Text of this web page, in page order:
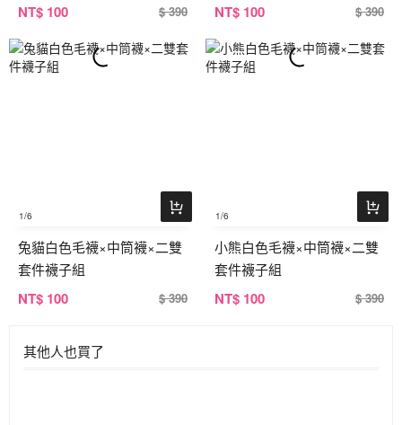
NT$ 100 $ 390 NT$ 100 $ 390
1/6
兔貓白色毛襪×中筒襪×二雙
套件襪子組
NT$ 100 $ 390
1/6
小熊白色毛襪×中筒襪×二雙
套件襪子組
NT$ 100 $ 390
其他人也買了